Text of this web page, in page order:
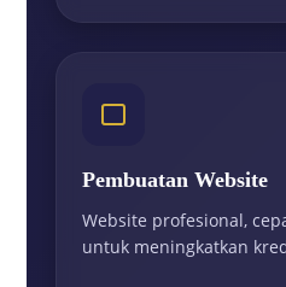
Pembuatan Website
Website profesional,
untuk meningkatkan